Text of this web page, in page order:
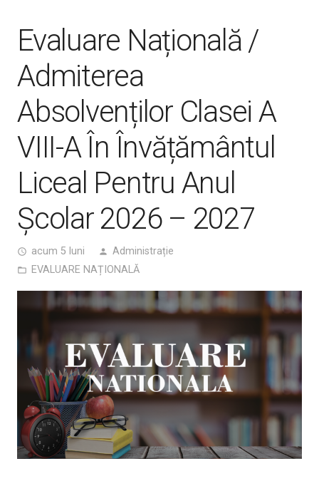
Evaluare Națională /
Admiterea
Absolvenților Clasei A
VIII-A În Învățământul
Liceal Pentru Anul
Şcolar 2026 – 2027
access_time acum 5 luni person Administrație
folder_open EVALUARE NAȚIONALĂ